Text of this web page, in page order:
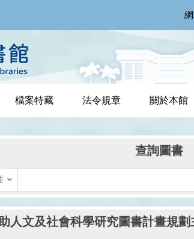
檔案特藏 法令規章 關於本館
查詢圖書
人文及社會科學研究圖書計畫規